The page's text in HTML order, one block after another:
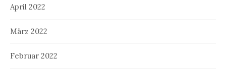
April 2022
März 2022
Februar 2022